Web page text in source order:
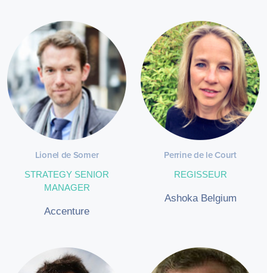
Lionel de Somer
STRATEGY SENIOR
MANAGER
Accenture
Perrine de le Court
REGISSEUR
Ashoka Belgium